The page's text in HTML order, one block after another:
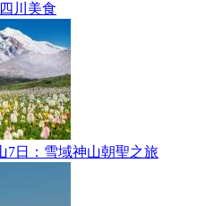
川美食
7日：雪域神山朝聖之旅